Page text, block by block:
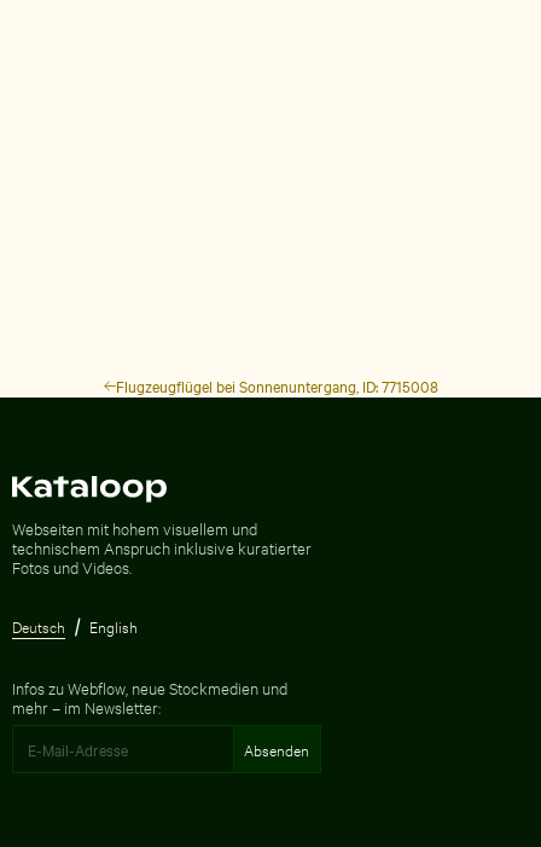
Flugzeugflügel bei Sonnenuntergang, ID: 7715008
Webseiten mit hohem visuellem und
technischem Anspruch inklusive kuratierter
Fotos und Videos.
Deutsch English
Infos zu Webflow, neue Stockmedien und
mehr – im Newsletter: